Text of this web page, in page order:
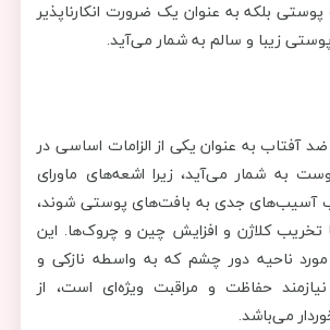
بلکه به عنوان یک ضرورت انکارناپذیر
زیبا و سالم به شمار می‌آید.
آفتاب به عنوان یکی از الزامات اساسی در
به شمار می‌آید، زیرا اشعه‌های ماورای
آسیب‌های جدی به بافت‌های پوستی شوند،
تخریب کلاژن و افزایش چین و چروک‌ها. این
ناحیه دور چشم که به واسطه نازکی و
حفاظت و مراقبت ویژه‌ای است، از
می‌باشد.